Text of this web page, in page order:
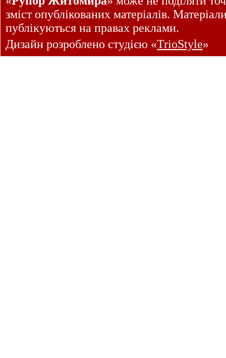
зміст опублікованих матеріалів.
публікуються на правах реклами.
Дизайн розроблено студією «TrioStyle»